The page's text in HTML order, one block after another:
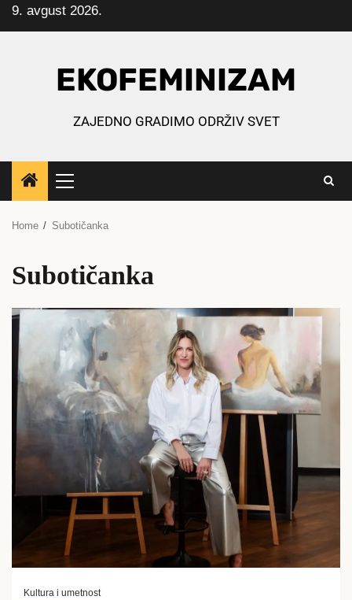
Skip
to
9. avgust 2026.
EKOFEMINIZAM
ZAJEDNO GRADIMO ODRŽIV SVET
Primary
Menu
Home Subotičanka
Subotičanka
Kultura i umetnost